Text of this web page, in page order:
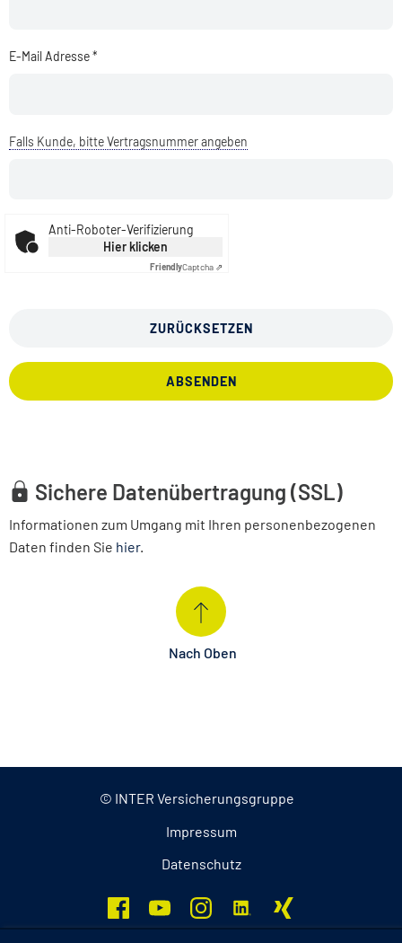
E-Mail Adresse *
Falls Kunde, bitte Vertragsnummer angeben
Anti-Roboter-Verifizierung
Hier klicken
FriendlyCaptcha ⇗
ZURÜCKSETZEN
ABSENDEN
Sichere Datenübertragung (SSL)
Informationen zum Umgang mit Ihren personenbezogenen
Daten finden Sie hier.
Nach Oben
© INTER Versicherungsgruppe
Impressum
Datenschutz